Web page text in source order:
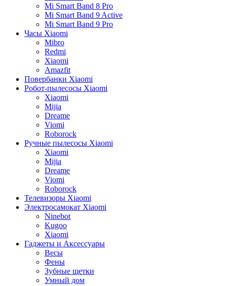
Mi Smart Band 8 Pro
Mi Smart Band 9 Active
Mi Smart Band 9 Pro
Часы Xiaomi
Mibro
Redmi
Xiaomi
Amazfit
Повербанки Xiaomi
Робот-пылесосы Xiaomi
Xiaomi
Mijia
Dreame
Viomi
Roborock
Ручные пылесосы Xiaomi
Xiaomi
Mijia
Dreame
Viomi
Roborock
Телевизоры Xiaomi
Электросамокат Xiaomi
Ninebot
Kugoo
Xiaomi
Гаджеты и Аксессуары
Весы
Фены
Зубные щетки
Умный дом